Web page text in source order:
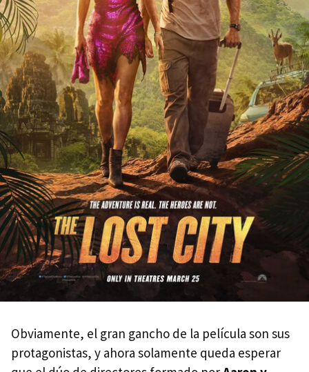
Obviamente, el gran gancho de la película son sus
protagonistas, y ahora solamente queda esperar